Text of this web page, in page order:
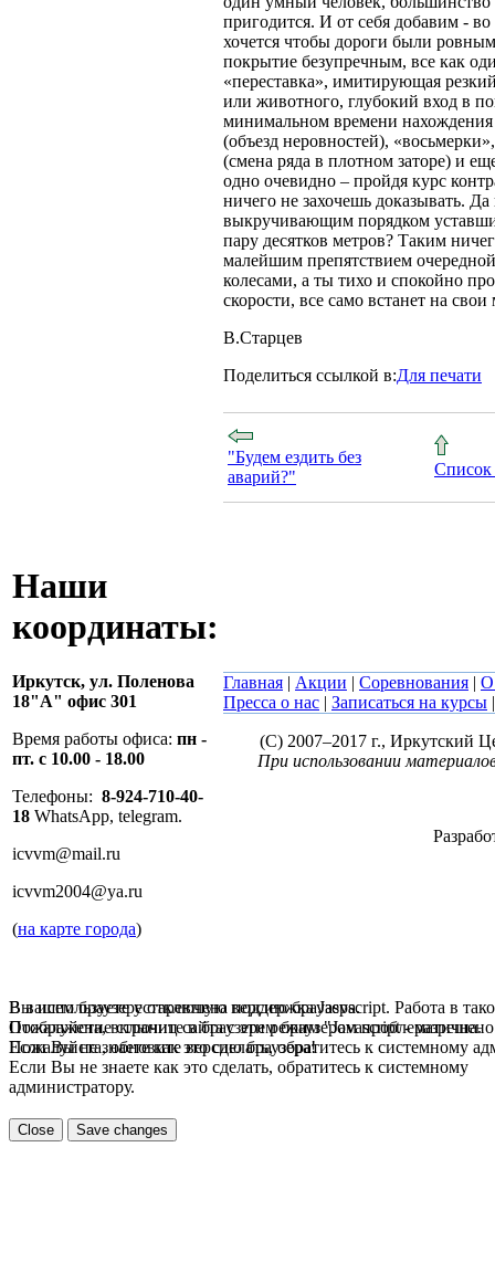
пригодится. И от себя добавим -
хочется чтобы дороги были
покрытие безупречным, все как
«переставка», имитирующая
или животного, глубокий вход в
минимальном времени нахождения
(объезд неровностей),
(смена ряда в плотном заторе) и
одно очевидно – пройдя курс
ничего не захочешь доказывать.
выкручивающим порядком
пару десятков метров? Таким
малейшим препятствием
колесами, а ты тихо и спокойно
скорости, все само встанет на
В.Старцев
Поделиться ссылкой в:Для печати
"Будем ездить без
аварий?"
Список
Наши
координаты:
Иркутск, ул. Поленова
18"А" офис 301
Время работы офиса: пн -
пт. с 10.00 - 18.00
Телефоны: 8-924-710-40-
18 WhatsApp, telegram.
icvvm@mail.ru
icvvm2004@ya.ru
(на карте города)
Главная | Акции | Соревнования | О
Пресса о нас | Записаться на курсы
(C) 2007–2017 г., Иркутский
При использовании
В вашем браузере отключена поддержка Jasvscript. Работа в
Пожалуйста, включите в браузере режим "Javascript -
Если Вы не знаете как это сделать, обратитесь к системному
Вы используете устаревшую версию браузера.
Отображение страниц сайта с этим браузером проблематична.
Пожалуйста, обновите версию браузера!
Если Вы не знаете как это сделать, обратитесь к системному
администратору.
Close Save changes